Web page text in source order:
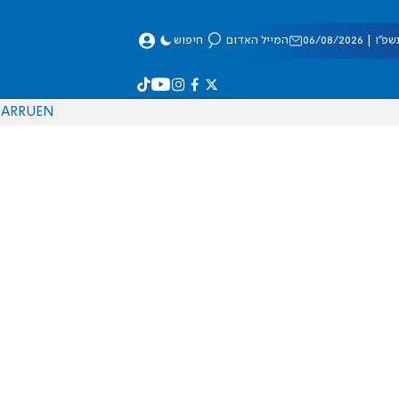
08/2026 המייל האדום חיפוש
EN
RU
AR